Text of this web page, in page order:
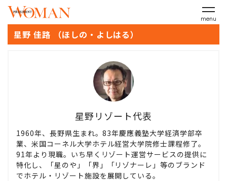
menu
星野 佳路 （ほしの・よしはる）
星野リゾート代表
1960年、長野県生まれ。83年慶應義塾大学経済学部卒
業、米国コーネル大学ホテル経営大学院修士課程修了。
91年より現職。いち早くリゾート運営サービスの提供に
特化し、「星のや」「界」「リゾナーレ」等のブランド
でホテル・リゾート施設を展開している。